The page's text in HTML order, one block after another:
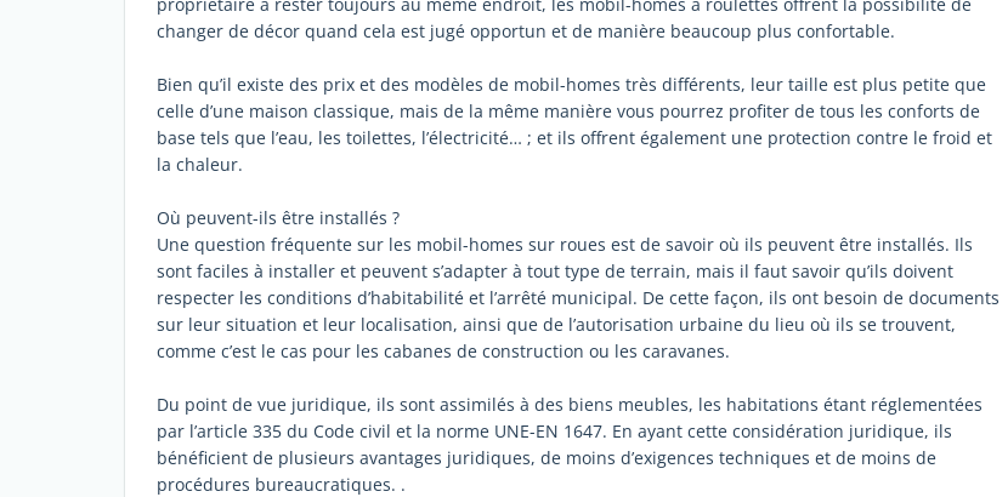
changer de décor quand cela est jugé opportun et de manière beaucoup plus confortable.
Bien qu’il existe des prix et des modèles de mobil-homes très différents, leur taille est plus petite que
celle d’une maison classique, mais de la même manière vous pourrez profiter de tous les conforts de
base tels que l’eau, les toilettes, l’électricité… ; et ils offrent également une protection contre le froid et
la chaleur.
Où peuvent-ils être installés ?
Une question fréquente sur les mobil-homes sur roues est de savoir où ils peuvent être installés. Ils
sont faciles à installer et peuvent s’adapter à tout type de terrain, mais il faut savoir qu’ils doivent
respecter les conditions d’habitabilité et l’arrêté municipal. De cette façon, ils ont besoin de documents
sur leur situation et leur localisation, ainsi que de l’autorisation urbaine du lieu où ils se trouvent,
comme c’est le cas pour les cabanes de construction ou les caravanes.
Du point de vue juridique, ils sont assimilés à des biens meubles, les habitations étant réglementées
par l’article 335 du Code civil et la norme UNE-EN 1647. En ayant cette considération juridique, ils
bénéficient de plusieurs avantages juridiques, de moins d’exigences techniques et de moins de
procédures bureaucratiques. .